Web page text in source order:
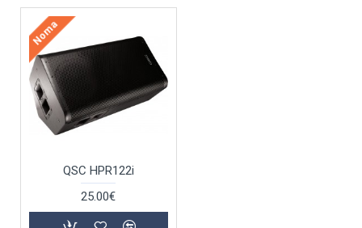
Noma
QSC HPR122i
25.00€